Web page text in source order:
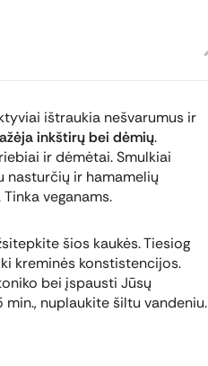
ištraukia nešvarumus ir
inkštirų bei dėmių.
ir dėmėtai. Smulkiai
nasturčių ir hamamelių
veganams.
šios kaukės. Tiesiog
kreminės konstistencijos.
bei įspausti Jūsų
nuplaukite šiltu vandeniu.